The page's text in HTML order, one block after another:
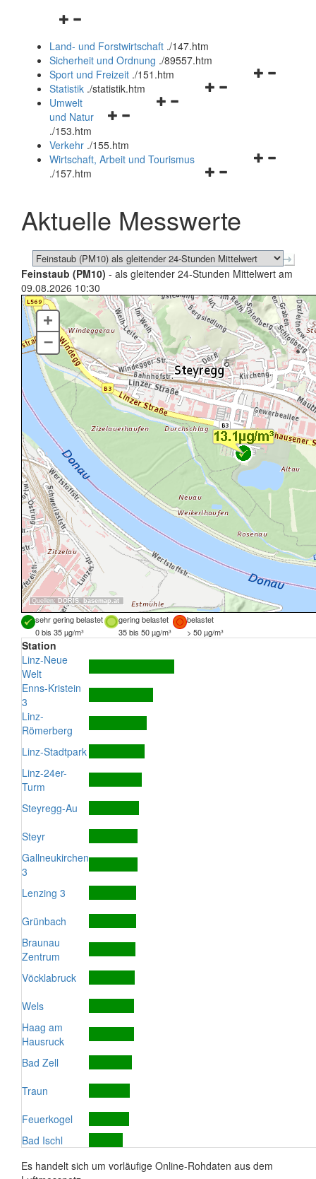
Navigationsmenü
und
schließen
Land- und Forstwirtschaft ./147.htm
Sicherheit und Ordnung ./89557.htm
Navigationsmenü
Sport und Freizeit ./151.htm
Navigationsmenü
Statistik ./statistik.htm
Navigationsmenü
und
schließen
Umwelt
und Natur
./153.htm
Verkehr ./155.htm
Navigationsmenü
schließen
Wirtschaft, Arbeit und Tourismus
./157.htm
Aktuelle Messwerte
Feinstaub (PM10) - als gleitender 24-Stunden Mittelwert am
09.08.2026 10:30
Quellen: DORIS, basemap.at
+
–
sehr gering belastet gering belastet
belastet
0 bis 35 µg/m³
35 bis 50 µg/m³ > 50 µg/m³
Station
Linz-Neue
Welt
Enns-Kristein
3
Linz-
Römerberg
Linz-Stadtpark
Linz-24er-
Turm
Steyregg-Au
Steyr
Gallneukirchen
3
Lenzing 3
Grünbach
Braunau
Zentrum
Vöcklabruck
Wels
Haag am
Hausruck
Bad Zell
Traun
Feuerkogel
Bad Ischl
Es handelt sich um vorläufige Online-Rohdaten aus dem